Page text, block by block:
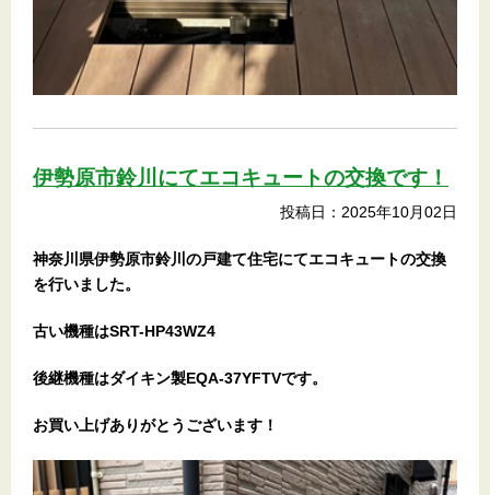
伊勢原市鈴川にてエコキュートの交換です！
投稿日：2025年10月02日
神奈川県伊勢原市鈴川の戸建て住宅にてエコキュートの交換
を行いました。
古い機種はSRT-HP43WZ4
後継機種はダイキン製EQA-37YFTVです。
お買い上げありがとうございます ！